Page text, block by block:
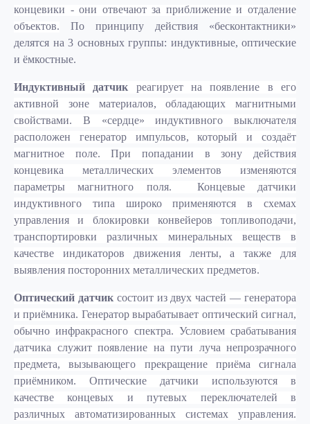
концевики - они отвечают за приближение и отдаление
объектов. По принципу действия «бесконтактники»
делятся на 3 основных группы: индуктивные, оптические
и ёмкостные.
Индуктивный датчик реагирует на появление в его
активной зоне материалов, обладающих магнитными
свойствами. В «сердце» индуктивного выключателя
расположен генератор импульсов, который и создаёт
магнитное поле. При попадании в зону действия
концевика металлических элементов изменяются
параметры магнитного поля. Концевые датчики
индуктивного типа широко применяются в схемах
управления и блокировки конвейеров топливоподачи,
транспортировки различных минеральных веществ в
качестве индикаторов движения ленты, а также для
выявления посторонних металлических предметов.
Оптический датчиксостоит из двух частей — генератора
и приёмника. Генератор вырабатывает оптический сигнал,
обычно инфракрасного спектра. Условием срабатывания
датчика служит появление на пути луча непрозрачного
предмета, вызывающего прекращение приёма сигнала
приёмником. Оптические датчики используются в
качестве концевых и путевых переключателей в
различных автоматизированных системах управления.